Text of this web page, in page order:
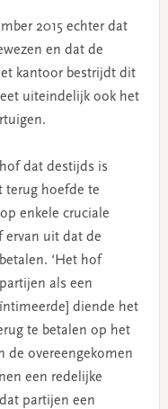
2015 echter dat
en dat de
kantoor bestrijdt dit
uiteindelijk ook het
dat destijds is
terug hoefde te
enkele cruciale
ervan uit dat de
‘Het hof
als een
diende het
te betalen op het
de overeengekomen
een redelijke
partijen een